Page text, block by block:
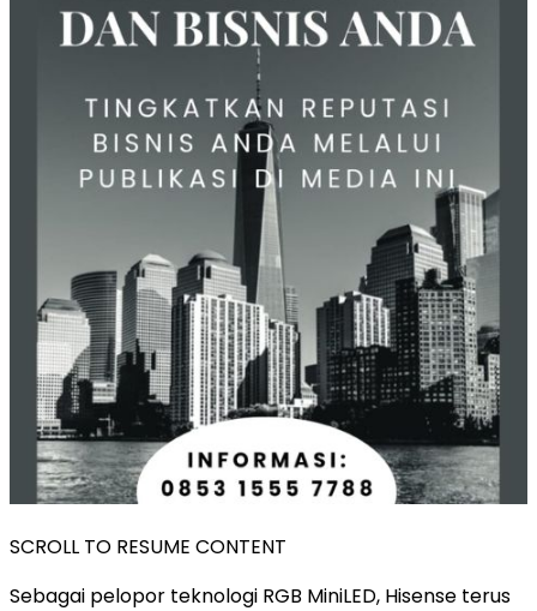
SCROLL TO RESUME CONTENT
Sebagai pelopor teknologi RGB MiniLED, Hisense terus